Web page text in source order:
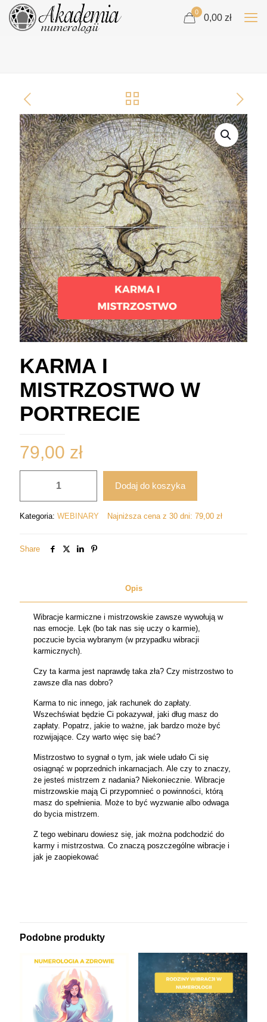
0
0,00 zł
KARMA I
MISTRZOSTWO W
PORTRECIE
79,00 zł
W
Dodaj do koszyka
Kategoria: WEBINARY Najniższa cena z 30 dni: 79,00 zł
Share
Opis
Wibracje karmiczne i mistrzowskie zawsze wywołują w
nas emocje. Lęk (bo tak nas się uczy o karmie),
poczucie bycia wybranym (w przypadku wibracji
karmicznych).
Czy ta karma jest naprawdę taka zła? Czy mistrzostwo to
zawsze dla nas dobro?
Karma to nic innego, jak rachunek do zapłaty.
Wszechświat będzie Ci pokazywał, jaki dług masz do
zapłaty. Popatrz, jakie to ważne, jak bardzo może być
rozwijające. Czy warto więc się bać?
Mistrzostwo to sygnał o tym, jak wiele udało Ci się
osiągnąć w poprzednich inkarnacjach. Ale czy to znaczy,
że jesteś mistrzem z nadania? Niekoniecznie. Wibracje
mistrzowskie mają Ci przypomnieć o powinności, którą
masz do spełnienia. Może to być wyzwanie albo odwaga
do bycia mistrzem.
Z tego webinaru dowiesz się, jak można podchodzić do
karmy i mistrzostwa. Co znaczą poszczególne wibracje i
jak je zaopiekować
Podobne produkty